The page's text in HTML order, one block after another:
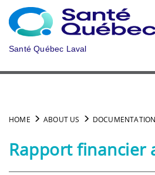
Skip to main content
Santé Québec Laval
HOME ABOUT US DOCUMENTATION
Rapport financier